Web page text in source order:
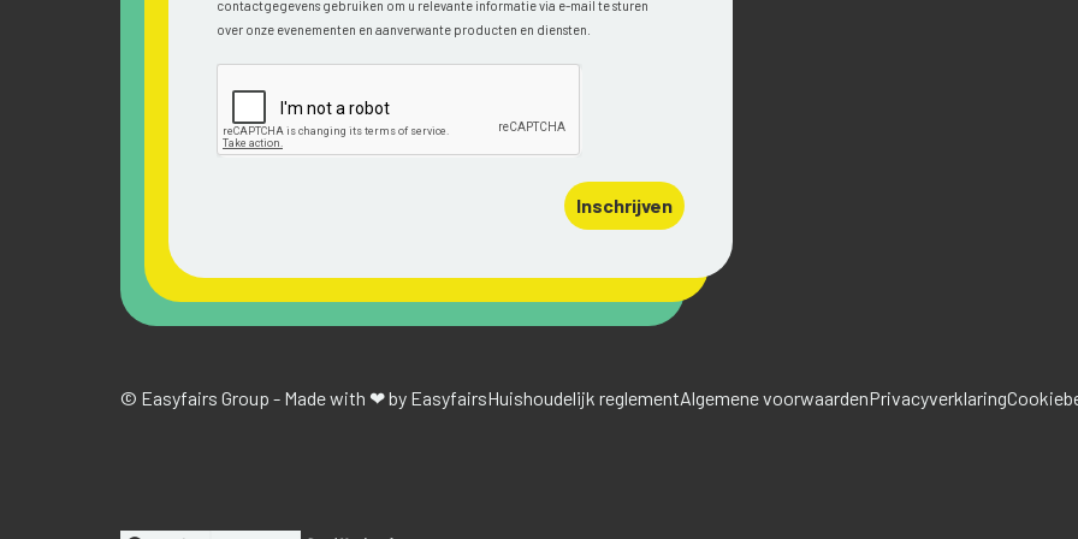
contactgegevens gebruiken om u relevante informatie via e-mail te sturen
over onze evenementen en aanverwante producten en diensten.
Inschrijven
© Easyfairs Group - Made with ❤ by EasyfairsHuishoudelijk reglementAlgemene voorwaardenPrivacyverklaring